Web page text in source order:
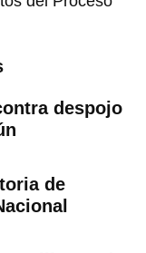
despojo
de